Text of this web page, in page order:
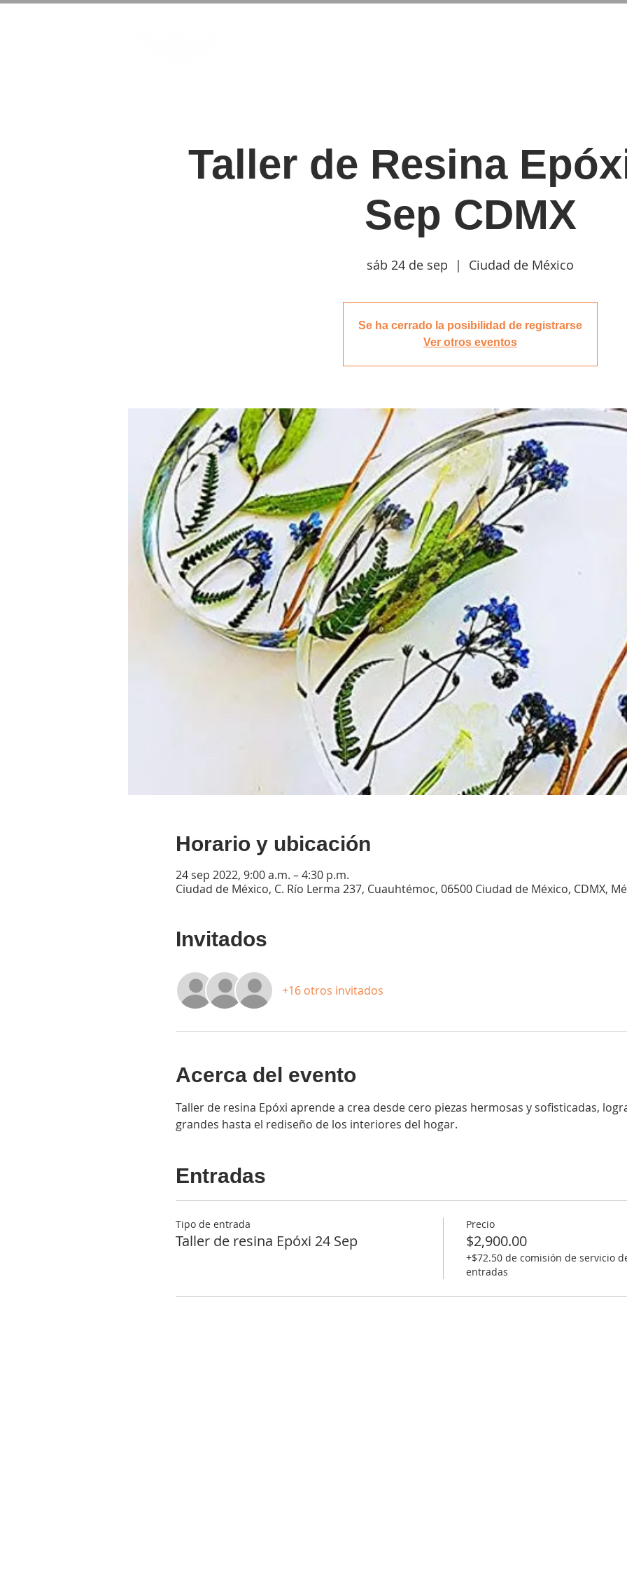
Taller de Resina
Sep CDMX
sáb 24 de sep
  |
Ciudad de México
Se ha cerrado la posibilidad de registrarse
Ver otros eventos
Horario y ubicación
24 sep 2022, 9:00 a.m. – 4:30 p.m.
Ciudad de México, C. Río Lerma 237, Cuauhtémoc, 06500 Ciudad de México, CDMX,
Invitados
+16 otros invitados
Acerca del evento
Taller de resina Epóxi aprende a crea desde cero piezas hermosas y sofisticadas,
grandes hasta el rediseño de los interiores del hogar.
Entradas
Tipo de entrada
Taller de resina Epóxi 24 Sep
Precio
$2,900.00
+$72.50 de comisión de servicio
entradas